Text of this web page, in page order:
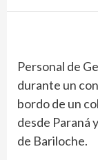
Personal de
durante un
bordo de un
desde Paraná
de Bariloche.